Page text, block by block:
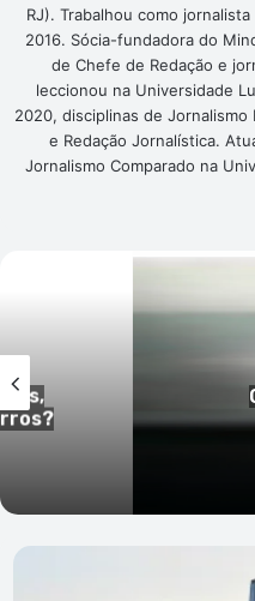
RJ). Trabalhou como
2016. Sócia-fundadora do
de Chefe de Redação e
leccionou na Universidade
2020, disciplinas de
e Redação Jornalística.
Jornalismo Comparado na
Surto